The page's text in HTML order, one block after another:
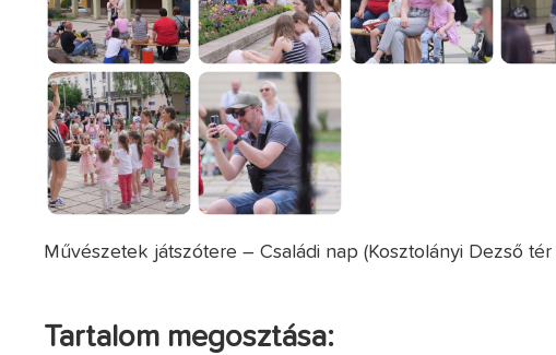
Művészetek játszótere – Családi nap (Kosztolányi Dezső
Tartalom megosztása: